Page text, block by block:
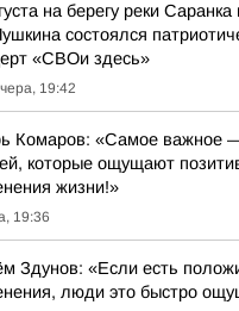
на берегу реки Саранка
состоялся
«СВОи здесь»
19:42
Комаров: «Самое важное
которые ощущают
жизни!»
19:36
Здунов: «Если есть
люди это быстро